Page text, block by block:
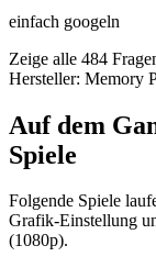
einfach googeln
Zeige alle 484
Hersteller: Memory
Auf dem
Spiele
Folgende Spiele
Grafik-Einstellung
(1080p).